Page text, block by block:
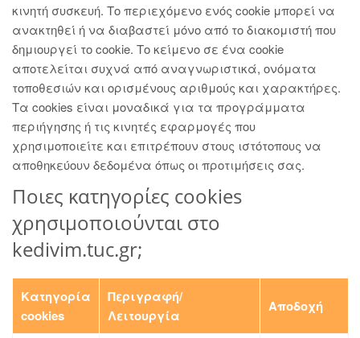
κινητή συσκευή. Το περιεχόμενο ενός cookie μπορεί να
ανακτηθεί ή να διαβαστεί μόνο από το διακομιστή που
δημιουργεί το cookie. Το κείμενο σε ένα cookie
αποτελείται συχνά από αναγνωριστικά, ονόματα
τοποθεσιών και ορισμένους αριθμούς και χαρακτήρες.
Τα cookies είναι μοναδικά για τα προγράμματα
περιήγησης ή τις κινητές εφαρμογές που
χρησιμοποιείτε και επιτρέπουν στους ιστότοπους να
αποθηκεύουν δεδομένα όπως οι προτιμήσεις σας.
Ποιες κατηγορίες cookies
χρησιμοποιούνται στο
kedivim.tuc.gr;
Κατηγορία
cookies
Περιγραφή/
Λειτουργία
Αποδοχή